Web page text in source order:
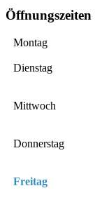
Öffnungszeiten
Montag
Dienstag
Mittwoch
Donnerstag
Freitag